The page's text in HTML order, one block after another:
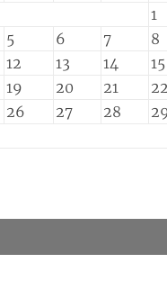
1
5 6 7 8
12 13 14 15
19 20 21 22
26 27 28